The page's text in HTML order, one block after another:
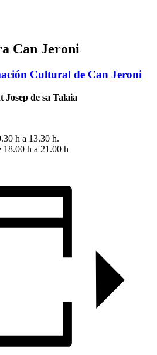
Can Jeroni
Cultural de Can Jeroni
Josep de sa Talaia
h a 13.30 h.
18.00 h a 21.00 h